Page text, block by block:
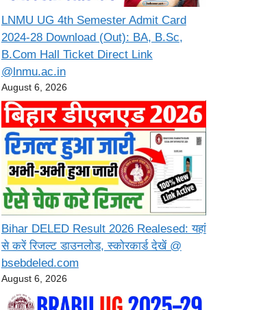
LNMU UG 4th Semester Admit Card
2024-28 Download (Out): BA, B.Sc,
B.Com Hall Ticket Direct Link
@lnmu.ac.in
August 6, 2026
Bihar DELED Result 2026 Realesed: यहां
से करें रिजल्ट डाउनलोड, स्कोरकार्ड देखें @
bsebdeled.com
August 6, 2026